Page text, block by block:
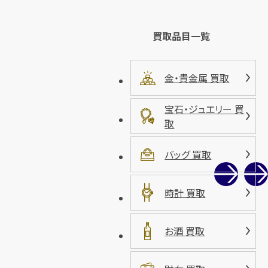
買取品目一覧
金・貴金属 買取
宝石・ジュエリー 買
取
バッグ 買取
時計 買取
お酒 買取